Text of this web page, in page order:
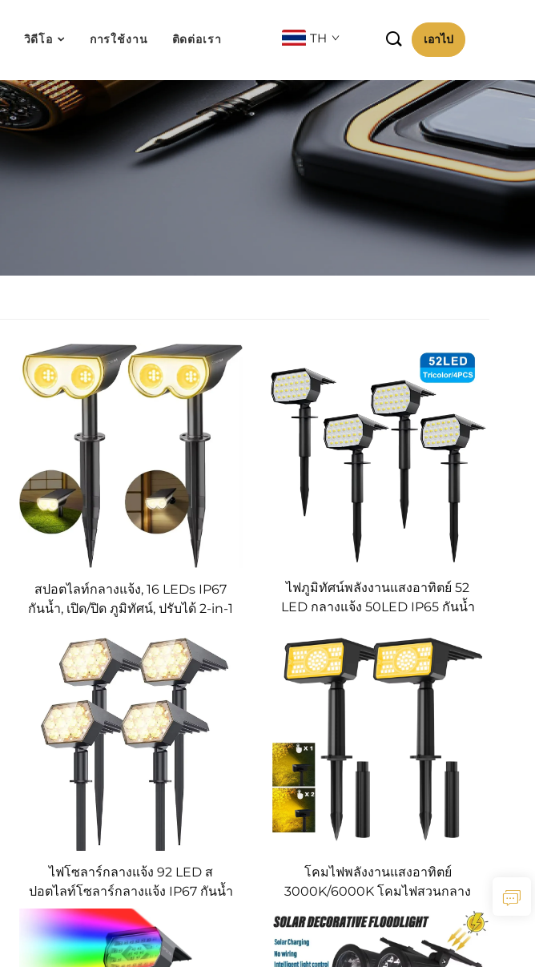
วิดีโอ การใช้งาน ติดต่อเรา TH  เอาไป
สปอตไลท์กลางแจ้ง, 16 LEDs IP67
กันน้ำ, เปิด/ปิด ภูมิทัศน์, ปรับได้ 2-in-1
ไฟภูมิทัศน์พลังงานแสงอาทิตย์ 52
LED กลางแจ้ง 50LED IP65 กันน้ำ
ปอตไลท์สวนสำหรับลานหญ้า ทาง
เดิน
ไฟโซลาร์กลางแจ้ง 92 LED ส
ปอตไลท์โซลาร์กลางแจ้ง IP67 กันน้ำ
ไฟสวนโซลาร์ 2 ใน 1 สำหรับสนาม
หญ้า สวน ระเบียง
โคมไฟพลังงานแสงอาทิตย์
3000K/6000K โคมไฟสวนกลาง
แจ้ง IP65 โคมไฟพลังงานแสงอาทิตย์
โคมไฟสปอตไลท์ติดผนัง